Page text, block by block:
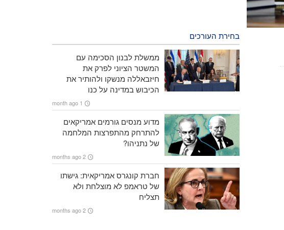
בחירת העורכים
ממשלת לבנון הסכימה עם
המשטר הציוני לפרק את
חיזבאללה מנשקו ולהותיר את
הכיבוש במדינה על כנו
1 month ago
מדוע מנסים גורמים אמריקאים
להתרחק מהתפרצות המלחמה
של נתניהו?
2 months ago
חברת קונגרס אמריקאית: גישתו
של טראמפ לא מוצלחת ולא
תצליח
2 months ago